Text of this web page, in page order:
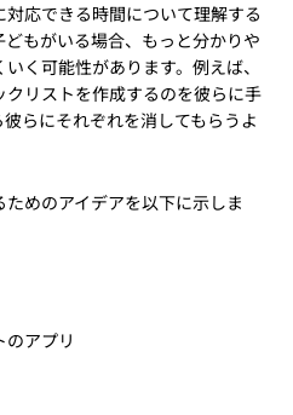
応できる時間について理解する
もがいる場合、もっと分かりや
く可能性があります。例えば、
リストを作成するのを彼らに手
らにそれぞれを消してもらうよ
めのアイデアを以下に示しま
アプリ